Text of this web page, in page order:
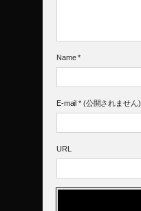
Name *
E-mail *(公開されません)
URL